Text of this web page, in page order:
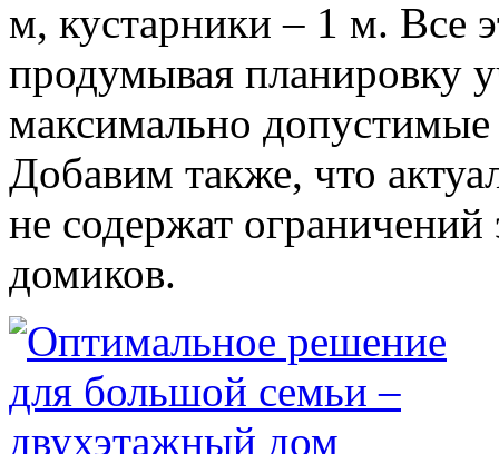
м, кустарники – 1 м. Все
продумывая планировку
максимально
Добавим также, что
не содержат
домиков.